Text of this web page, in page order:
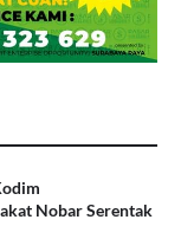
Nobar Serentak